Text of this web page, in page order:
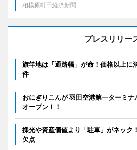
相模原町田経済新聞
プレスリリー
旗竿地は「通路幅」が命！価格以上に
件
おにぎりこんが 羽田空港第一ターミ
オープン！！
採光や資産価値より「駐車」がネック
欠点